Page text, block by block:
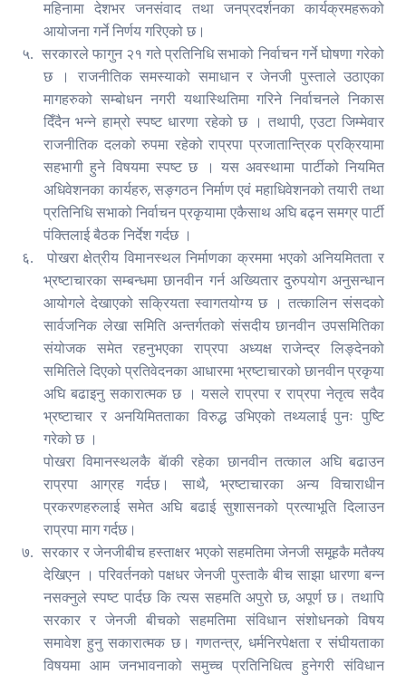
महिनामा देशभर जनसंवाद तथा जनप्रदर्शनका कार्यक्रमहरूको
आयोजना गर्ने निर्णय गरिएको छ।
५. सरकारले फागुन २१ गते प्रतिनिधि सभाको निर्वाचन गर्ने घोषणा गरेको
छ । राजनीतिक समस्याको समाधान र जेनजी पुस्ताले उठाएका
मागहरुको सम्बोधन नगरी यथास्थितिमा गरिने निर्वाचनले निकास
दिँदैन भन्ने हाम्रो स्पष्ट धारणा रहेको छ । तथापी, एउटा जिम्मेवार
राजनीतिक दलको रुपमा रहेको राप्रपा प्रजातान्त्रिक प्रक्रियामा
सहभागी हुने विषयमा स्पष्ट छ । यस अवस्थामा पार्टीको नियमित
अधिवेशनका कार्यहरु,सङ्गठन निर्माण एवं महाधिवेशनको तयारी तथा
प्रतिनिधि सभाको निर्वाचन प्रकृयामा एकैसाथ अघि बढ्न समग्र पार्टी
पंक्तिलाई बैठक निर्देश गर्दछ ।
६.
पोखरा क्षेत्रीय विमानस्थल निर्माणका क्रममा भएको अनियमितता र
भ्रष्टाचारका सम्बन्धमा छानवीन गर्न अख्यितार दुरुपयोग अनुसन्धान
आयोगले देखाएको सक्रियता स्वागतयोग्य छ । तत्कालिन संसदको
सार्वजनिक लेखा समिति अन्तर्गतको संसदीय छानवीन उपसमितिका
संयोजक समेत रहनुभएका राप्रपा अध्यक्ष राजेन्द्र लिङ्देनको
समितिले दिएको प्रतिवेदनका आधारमा भ्रष्टाचारको छानवीन प्रकृया
अघि बढाइनु सकारात्मक छ । यसले राप्रपा र राप्रपा नेतृत्व सदैव
भ्रष्टाचार र अनयिमितताका विरुद्ध उभिएको तथ्यलाई पुनः पुष्टि
गरेको छ ।
पोखरा विमानस्थलकै बॅाकी रहेका छानवीन तत्काल अघि बढाउन
राप्रपा आग्रह गर्दछ। साथै,
भ्रष्टाचारका अन्य विचाराधीन
प्रकरणहरुलाई समेत अघि बढाई सुशासनको प्रत्याभूति दिलाउन
राप्रपा माग गर्दछ।
७.
सरकार र जेनजीबीच हस्ताक्षर भएको सहमतिमा जेनजी समूहकै मतैक्य
देखिएन । परिवर्तनको पक्षधर जेनजी पुस्ताकै बीच साझा धारणा बन्न
नसक्नुले स्पष्ट पार्दछ कि त्यस सहमति अपुरो छ,अपूर्ण छ। तथापि
सरकार र जेनजी बीचको सहमतिमा संविधान संशोधनको विषय
समावेश हुनु सकारात्मक छ। गणतन्त्र, धर्मनिरपेक्षता र संघीयताका
विषयमा आम जनभावनाको समुच्च प्रतिनिधित्व हुनेगरी संविधान